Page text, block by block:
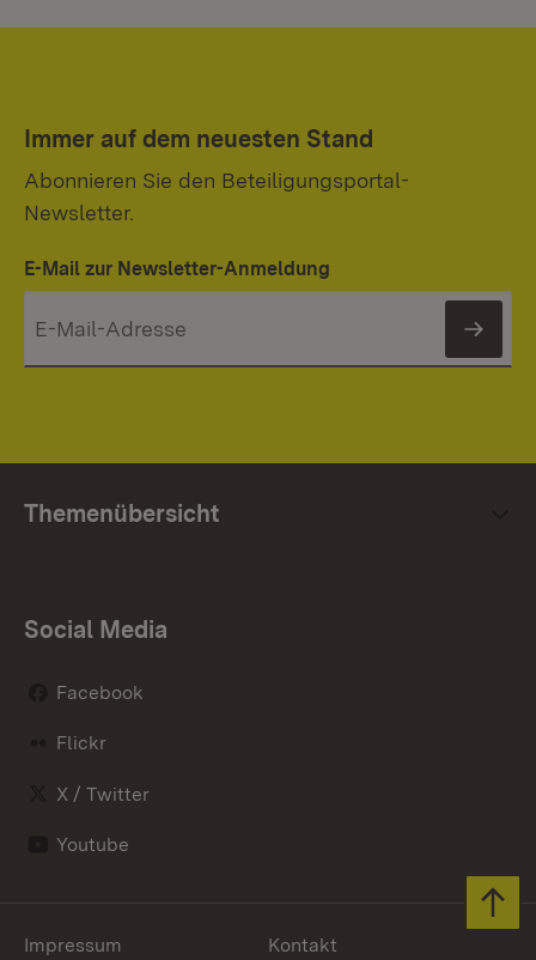
Immer auf dem neuesten Stand
Abonnieren Sie den Beteiligungsportal-
Newsletter.
E-Mail zur Newsletter-Anmeldung
Themenübersicht
Social Media
Facebook
Flickr
X / Twitter
Youtube
Impressum Kontakt